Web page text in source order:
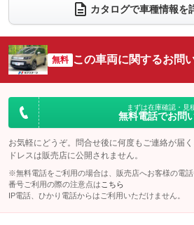
電動リアゲート フ
：
：装備なし ：
サイドカメラ
：装備なし ル
：
：装備なし
：
カタログで車種情報を
無料 この車両に関するお問
まずは在庫確認・見
無料電話でお問
お気軽にどうぞ。問合せ後に何度もご連絡が届
ドレスは販売店に公開されません。
※無料電話をご利用の場合は、販売店へお客様の電
番号ご利用の際の注意点は こちら
IP電話、ひかり電話からはご利用いただけません。